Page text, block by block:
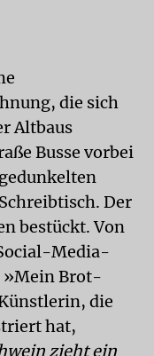
die sich
Altbaus
Busse vorbei
Der
bestückt. Von
Media-
»Mein Brot-
die
hat,
zieht ein